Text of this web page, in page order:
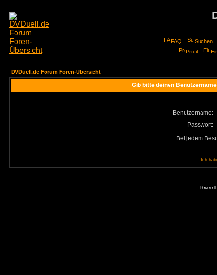
FAQ
Suchen
Profil
DVDuell.de Forum Foren-Übersicht
Gib bitte deinen
Benutzername:
Passwort:
Bei jedem
Ich
Powered